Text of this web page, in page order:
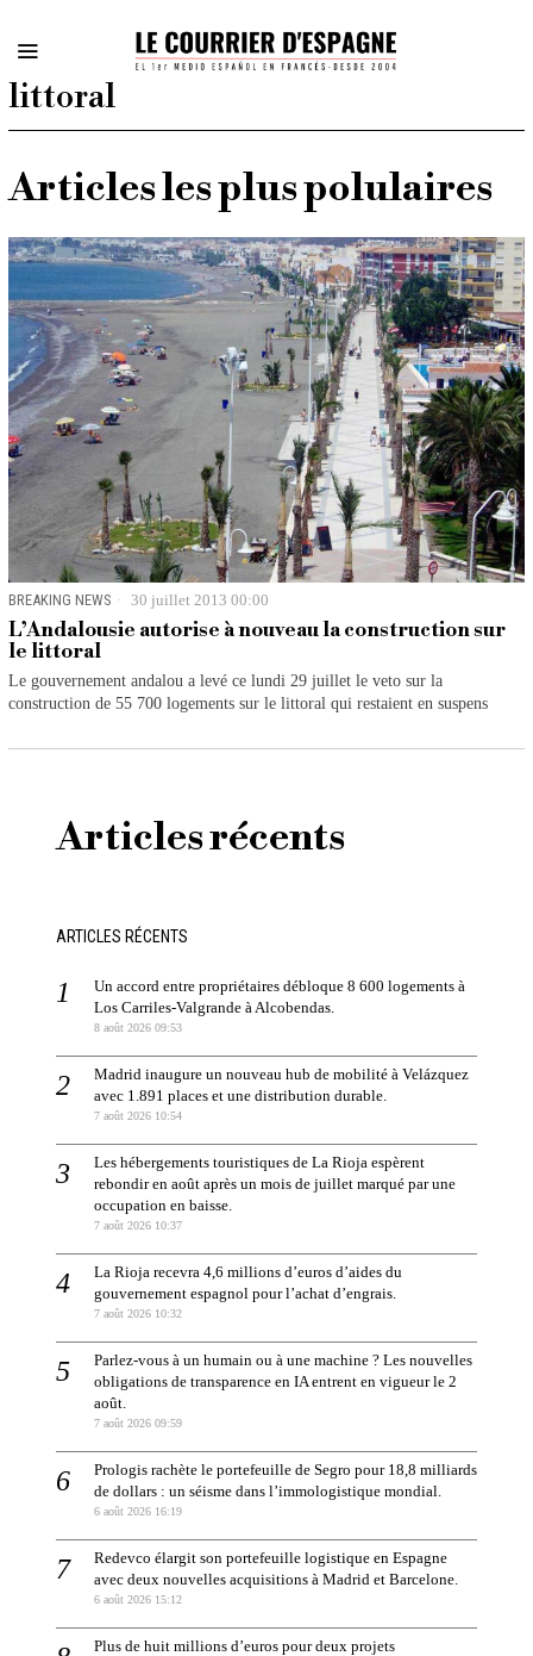
littoral
Articles les plus polulaires
BREAKING NEWS 30 juillet 2013 00:00
L’Andalousie autorise à nouveau la construction sur
le littoral
Le gouvernement andalou a levé ce lundi 29 juillet le veto sur la
construction de 55 700 logements sur le littoral qui restaient en suspens
Articles récents
ARTICLES RÉCENTS
Un accord entre propriétaires débloque 8 600 logements à
Los Carriles-Valgrande à Alcobendas.
8 août 2026 09:53
Madrid inaugure un nouveau hub de mobilité à Velázquez
avec 1.891 places et une distribution durable.
7 août 2026 10:54
Les hébergements touristiques de La Rioja espèrent
rebondir en août après un mois de juillet marqué par une
occupation en baisse.
7 août 2026 10:37
La Rioja recevra 4,6 millions d’euros d’aides du
gouvernement espagnol pour l’achat d’engrais.
7 août 2026 10:32
Parlez-vous à un humain ou à une machine ? Les nouvelles
obligations de transparence en IA entrent en vigueur le 2
août.
7 août 2026 09:59
Prologis rachète le portefeuille de Segro pour 18,8 milliards
de dollars : un séisme dans l’immologistique mondial.
6 août 2026 16:19
Redevco élargit son portefeuille logistique en Espagne
avec deux nouvelles acquisitions à Madrid et Barcelone.
6 août 2026 15:12
Plus de huit millions d’euros pour deux projets